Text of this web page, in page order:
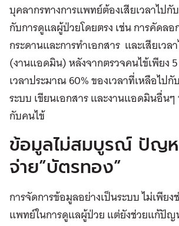
บุคลากรทางการแพทย์ต้องเสียเวลาไปกั
กับการดูแลผู้ป่วยโดยตรง เช่น การคัดล
กระดานและการทำเอกสาร และเสียเวล
(งานแอดมิน) หลังจากตรวจคนไข้เพียง
เวลาประมาณ 60% ของเวลาที่เหลือไป
ระบบ เขียนเอกสาร และงานแอดมินอื่นๆ
กับคนไข้
ข้อมูลไม่สมบูรณ์ ปัญห
จ่าย”บัตรทอง”
การจัดการข้อมูลอย่างเป็นระบบ ไม่เพียง
แพทย์ในการดูแลผู้ป่วย แต่ยังช่วยแก้ปัญ